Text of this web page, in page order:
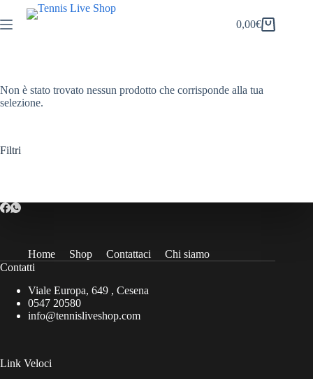
al
contenuto
Carrello
0,00€
Non è stato trovato nessun prodotto che corrisponde alla tua
selezione.
Filtri
Home Shop Contattaci
Chi siamo
Contatti
Viale Europa, 649 , Cesena
0547 20580
info@tennisliveshop.com
Link Veloci